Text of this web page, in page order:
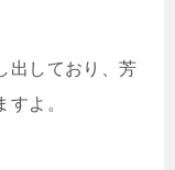
出しており、芳
よ。